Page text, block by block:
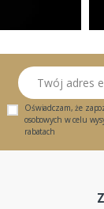
Twój adres email
Oświadczam, że
osobowych w celu
rabatach